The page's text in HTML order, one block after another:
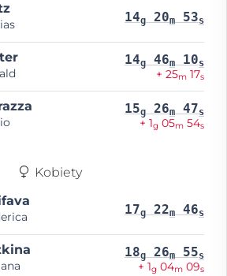
14g 20m 53s
14g 46m 10s
+ 25m 17s
15g 26m 47s
+ 1g 05m 54s
Kobiety
17g 22m 46s
18g 26m 55s
+ 1g 04m 09s